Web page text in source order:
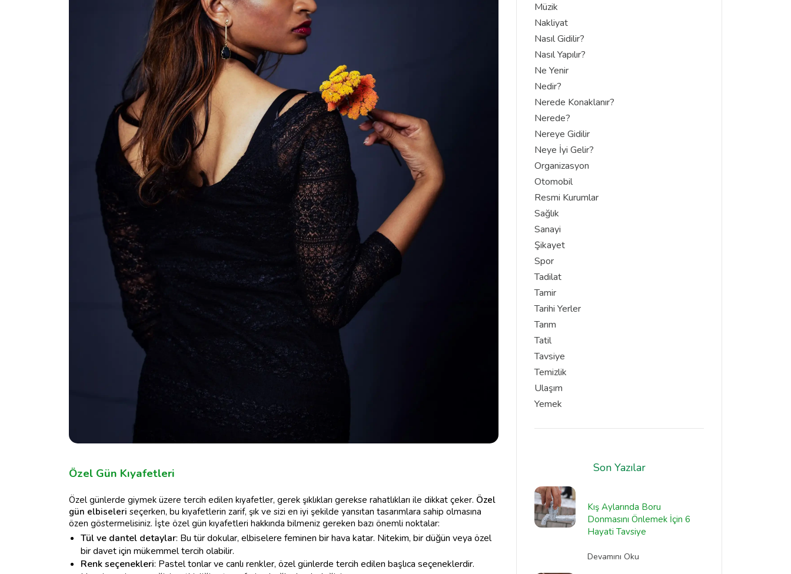
Özel Gün Kıyafetleri
Özel günlerde giymek üzere tercih edilen kıyafetler, gerek şıklıkları gerekse rahatlıkları ile dikkat çeker. Özel
gün elbiseleri seçerken, bu kıyafetlerin zarif, şık ve sizi en iyi şekilde yansıtan tasarımlara sahip olmasına
özen göstermelisiniz. İşte özel gün kıyafetleri hakkında bilmeniz gereken bazı önemli noktalar:
Tül ve dantel detaylar: Bu tür dokular, elbiselere feminen bir hava katar. Nitekim, bir düğün veya özel
bir davet için mükemmel tercih olabilir.
Renk seçenekleri: Pastel tonlar ve canlı renkler, özel günlerde tercih edilen başlıca seçeneklerdir.
Müzik
Nakliyat
Nasıl Gidilir?
Nasıl Yapılır?
Ne Yenir
Nedir?
Nerede Konaklanır?
Nerede?
Nereye Gidilir
Neye İyi Gelir?
Organizasyon
Otomobil
Resmi Kurumlar
Sağlık
Sanayi
Şikayet
Spor
Tadilat
Tamir
Tarihi Yerler
Tarım
Tatil
Tavsiye
Temizlik
Ulaşım
Yemek
Son Yazılar
Kış Aylarında Boru
Donmasını Önlemek İçin 6
Hayati Tavsiye
Devamını Oku